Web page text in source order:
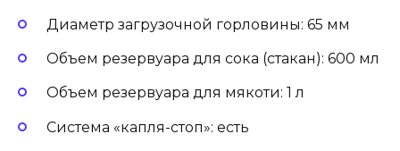
Диаметр загрузочной горловины: 65 мм
Объем резервуара для сока (стакан): 600 мл
Объем резервуара для мякоти: 1 л
Система «капля-стоп»: есть